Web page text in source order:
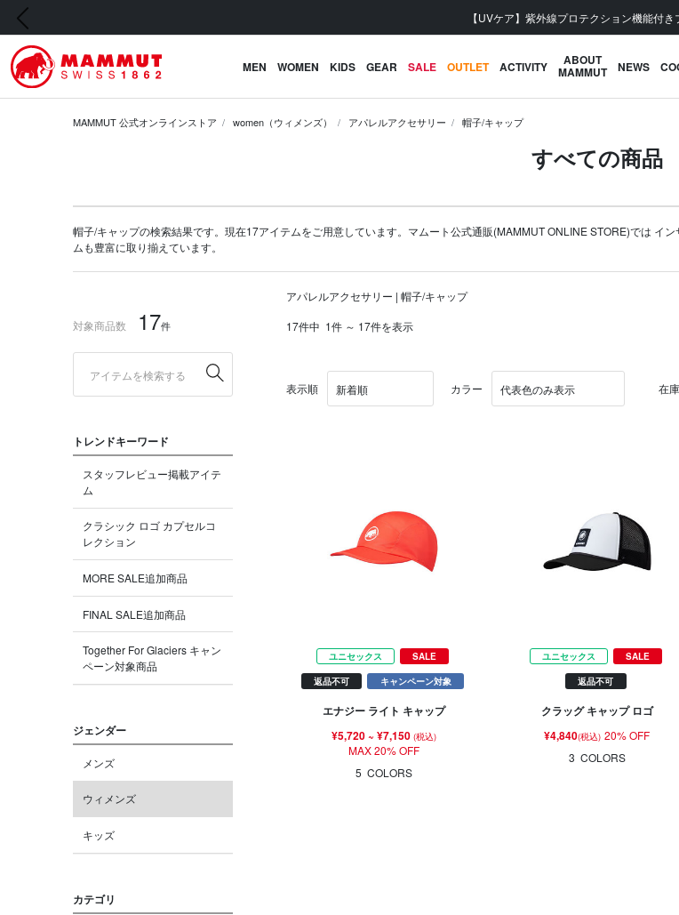
【UVケア】紫外線プロテクション機能付き
前の画像
MEN WOMEN KIDS GEAR SALE OUTLET ACTIVITY ABOUT
MAMMUT NEWS
MAMMUT 公式オンラインストア women（ウィメンズ） アパレルアクセサリー 帽子/キャップ
すべての商品
帽子/キャップの検索結果です。現在17アイテムをご用意しています。マムート公式通販(MAMMUT ONLINE STORE)では イン
ムも豊富に取り揃えています。
対象商品数 17件
トレンドキーワード
スタッフレビュー掲載アイテ
ム
クラシック ロゴ カプセルコ
レクション
MORE SALE追加商品
FINAL SALE追加商品
Together For Glaciers キャン
ペーン対象商品
ジェンダー
メンズ
ウィメンズ
キッズ
カテゴリ
アパレルアクセサリー | 帽子/キャップ
17件中 1件 ～ 17件を表示
表示順 カラー 在庫
ユニセックス SALE
返品不可 キャンペーン対象
エナジー ライト キャップ
¥5,720~ ¥7,150 (税込)
MAX 20% OFF
5 COLORS
ユニセックス SALE
返品不可
クラッグ キャップ ロゴ
¥4,840(税込) 20% OFF
3 COLORS